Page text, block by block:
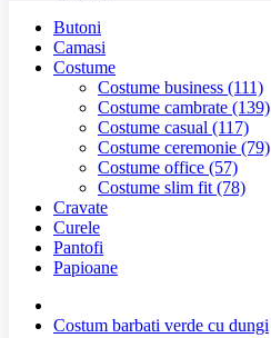
Butoni
Camasi
Costume
Costume business (111)
Costume cambrate (139)
Costume casual (117)
Costume ceremonie (79)
Costume office (57)
Costume slim fit (78)
Cravate
Curele
Pantofi
Papioane
Costum barbati verde cu dungi